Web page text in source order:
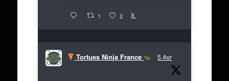
1 2 X
Tortues Ninja France 5 Avr